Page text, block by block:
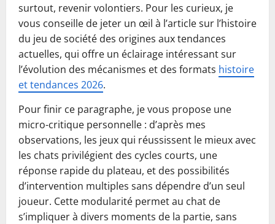
surtout, revenir volontiers. Pour les curieux, je
vous conseille de jeter un œil à l’article sur l’histoire
du jeu de société des origines aux tendances
actuelles, qui offre un éclairage intéressant sur
l’évolution des mécanismes et des formats histoire
et tendances 2026.
Pour finir ce paragraphe, je vous propose une
micro-critique personnelle : d’après mes
observations, les jeux qui réussissent le mieux avec
les chats privilégient des cycles courts, une
réponse rapide du plateau, et des possibilités
d’intervention multiples sans dépendre d’un seul
joueur. Cette modularité permet au chat de
s’impliquer à divers moments de la partie, sans